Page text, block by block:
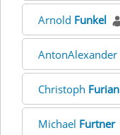
Arnold Funkel
AntonAlexander
Christoph Furian
Michael Furtner